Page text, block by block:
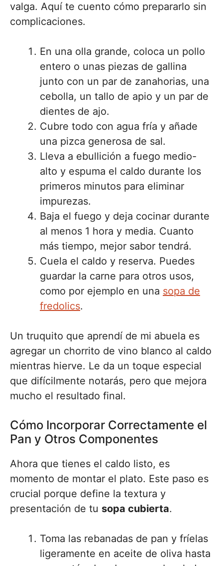
valga. Aquí te cuento cómo prepararlo sin
complicaciones.
En una olla grande, coloca un pollo
entero o unas piezas de gallina
junto con un par de zanahorias, una
cebolla, un tallo de apio y un par de
dientes de ajo.
Cubre todo con agua fría y añade
una pizca generosa de sal.
Lleva a ebullición a fuego medio-
alto y espuma el caldo durante los
primeros minutos para eliminar
impurezas.
Baja el fuego y deja cocinar durante
al menos 1 hora y media. Cuanto
más tiempo, mejor sabor tendrá.
Cuela el caldo y reserva. Puedes
guardar la carne para otros usos,
como por ejemplo en una sopa de
fredolics.
Un truquito que aprendí de mi abuela es
agregar un chorrito de vino blanco al caldo
mientras hierve. Le da un toque especial
que difícilmente notarás, pero que mejora
mucho el resultado final.
Cómo Incorporar Correctamente el
Pan y Otros Componentes
Ahora que tienes el caldo listo, es
momento de montar el plato. Este paso es
crucial porque define la textura y
presentación de tu sopa cubierta.
Toma las rebanadas de pan y fríelas
ligeramente en aceite de oliva hasta